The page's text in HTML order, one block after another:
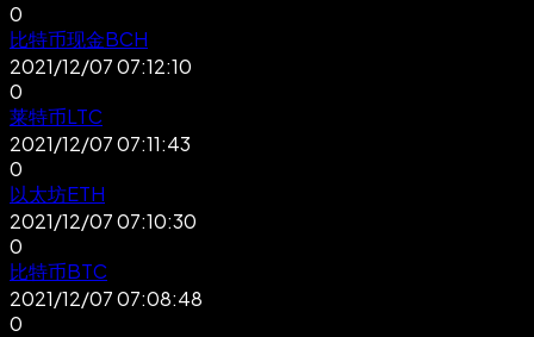
0
比特币现金BCH
2021/12/07 07:12:10
0
莱特币LTC
2021/12/07 07:11:43
0
以太坊ETH
2021/12/07 07:10:30
0
比特币BTC
2021/12/07 07:08:48
0